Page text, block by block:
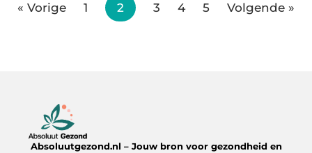
« Vorige 1 2 3 4 5 Volgende »
Absoluutgezond.nl – Jouw bron voor gezondheid en